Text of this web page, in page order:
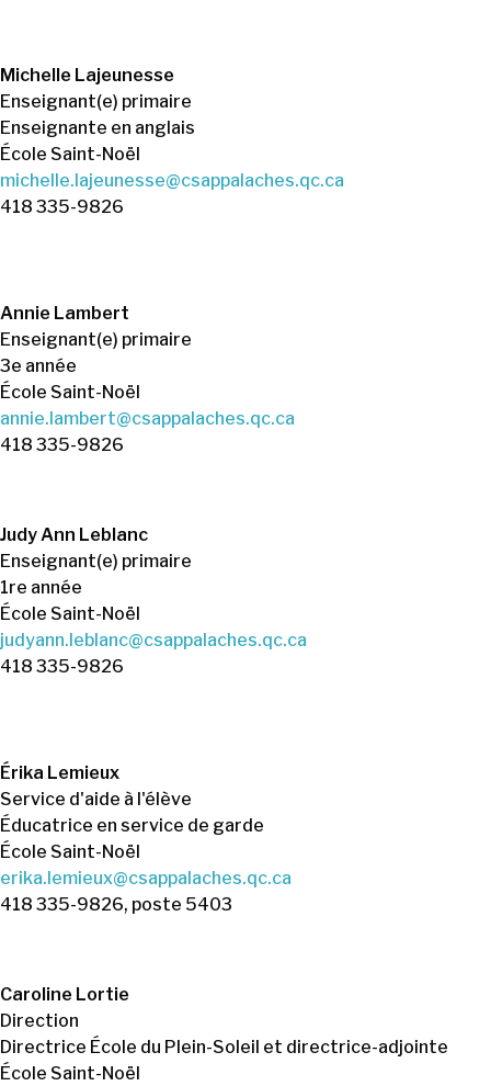
Michelle Lajeunesse
Enseignant(e) primaire
Enseignante en anglais
École Saint-Noël
michelle.lajeunesse@csappalaches.qc.ca
418 335-9826
Annie Lambert
Enseignant(e) primaire
3e année
École Saint-Noël
annie.lambert@csappalaches.qc.ca
418 335-9826
Judy Ann Leblanc
Enseignant(e) primaire
1re année
École Saint-Noël
judyann.leblanc@csappalaches.qc.ca
418 335-9826
Érika Lemieux
Service d'aide à l'élève
Éducatrice en service de garde
École Saint-Noël
erika.lemieux@csappalaches.qc.ca
418 335-9826, poste 5403
Caroline Lortie
Direction
Directrice École du Plein-Soleil et directrice-adjointe
École Saint-Noël